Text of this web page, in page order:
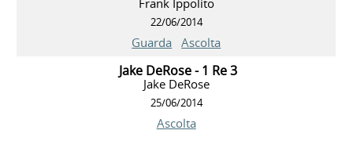
Frank Ippolito
22/06/2014
Guarda Ascolta
Jake DeRose - 1 Re 3
Jake DeRose
25/06/2014
Ascolta